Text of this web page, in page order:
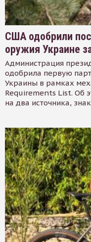
США одобрили
оружия Украине
Администрация
одобрила первую
Украины в рамках
Requirements List. Об
на два источника,